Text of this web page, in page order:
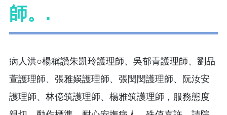
師。.
病人洪○楊稱讚朱凱玲護理師、吳郁青護理師、劉品
萱護理師、張雅媖護理師、張閔閔護理師、阮汝安
護理師、林億筑護理師、楊雅筑護理師，服務態度